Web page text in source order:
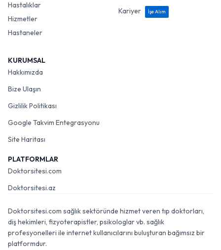
Hastalıklar
Hizmetler
Hastaneler
Kariyer
İşe Alım
KURUMSAL
Hakkımızda
Bize Ulaşın
Gizlilik Politikası
Google Takvim Entegrasyonu
Site Haritası
PLATFORMLAR
Doktorsitesi.com
Doktorsitesi.az
Doktorsitesi.com sağlık sektöründe hizmet veren tıp doktorları,
diş hekimleri, fizyoterapistler, psikologlar vb. sağlık
profesyonelleri ile internet kullanıcılarını buluşturan bağımsız bir
platformdur.